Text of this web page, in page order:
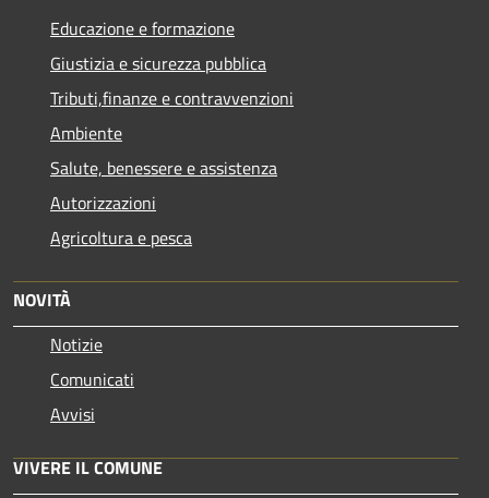
Educazione e formazione
Giustizia e sicurezza pubblica
Tributi,finanze e contravvenzioni
Ambiente
Salute, benessere e assistenza
Autorizzazioni
Agricoltura e pesca
NOVITÀ
Notizie
Comunicati
Avvisi
VIVERE IL COMUNE